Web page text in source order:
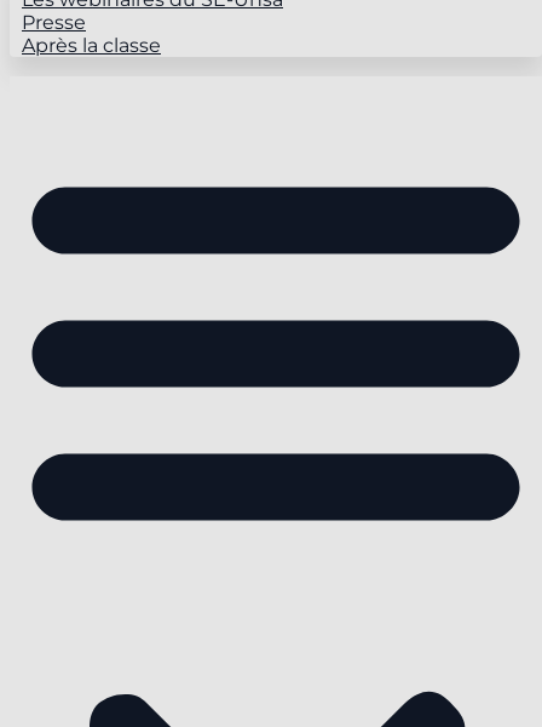
Presse
Après la classe